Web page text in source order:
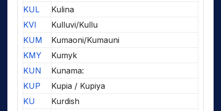
KUL
Kulina
KVI
Kulluvi/Kullu
KUM
Kumaoni/Kumauni
KMY
Kumyk
KUN
Kunama:
KUP
Kupia / Kupiya
KU
Kurdish